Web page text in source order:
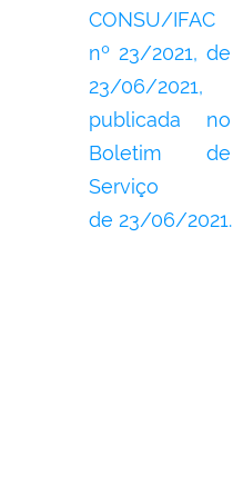
CONSU/IFAC
nº 23/2021, de
23/06/2021,
publicada no
Boletim de
Serviço
de 23/06/2021.